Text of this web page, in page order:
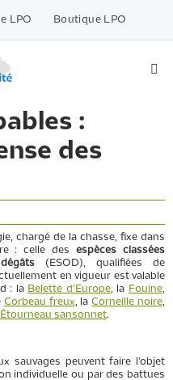
LPO Boutique LPO
:
des
chargé de la chasse, fixe dans
: celle desespèces classées
(ESOD), qualifiées de
en vigueur est valable
: la Belette d'Europe, la Fouine
Corbeau freux , laCorneille noire
Étourneau sansonnet.
sauvages peuvent faire l’objet
individuelle ou par des battues